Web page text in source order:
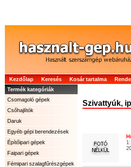
Kezdőlap Keresés Kosár tartalma
Termék kategóriák
Csomagoló gépek
Csőhajlítók
Daruk
Egyéb gépi berendezések
Építőipari gépek
Faipari gépek
Fémipari szalagfűrészgépek
Szivattyúk,